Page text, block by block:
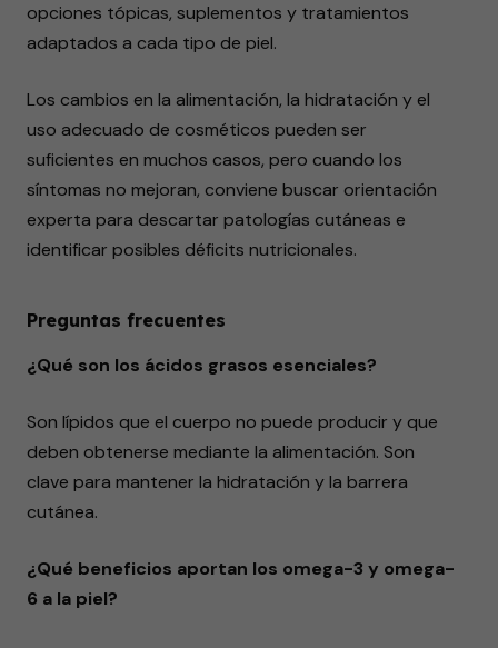
opciones tópicas, suplementos y tratamientos
adaptados a cada tipo de piel.
Los cambios en la alimentación, la hidratación y el
uso adecuado de cosméticos pueden ser
suficientes en muchos casos, pero cuando los
síntomas no mejoran, conviene buscar orientación
experta para descartar patologías cutáneas e
identificar posibles déficits nutricionales.
Preguntas frecuentes
¿Qué son los ácidos grasos esenciales?
Son lípidos que el cuerpo no puede producir y que
deben obtenerse mediante la alimentación. Son
clave para mantener la hidratación y la barrera
cutánea.
¿Qué beneficios aportan los omega-3 y omega-
6 a la piel?